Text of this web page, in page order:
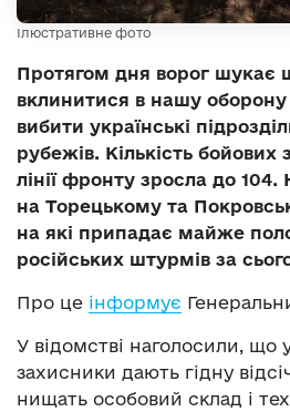
Ілюстративне фото
Протягом дня ворог шукає
вклинитися в нашу оборону
вибити українські
рубежів. Кількість бойових
лінії фронту зросла до
на Торецькому та
на які припадає майже
російських штурмів за
Про це інформує
У відомстві наголосили, що
захисники дають гідну
нищать особовий склад і